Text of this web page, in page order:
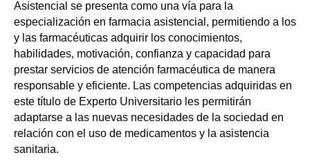
Asistencial se presenta como una vía para la
especialización en farmacia asistencial, permitiendo a los
y las farmacéuticas adquirir los conocimientos,
habilidades, motivación, confianza y capacidad para
prestar servicios de atención farmacéutica de manera
responsable y eficiente. Las competencias adquiridas en
este título de Experto Universitario les permitirán
adaptarse a las nuevas necesidades de la sociedad en
relación con el uso de medicamentos y la asistencia
sanitaria.